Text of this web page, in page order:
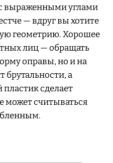
выраженными углами
— вдруг вы хотите
геометрию. Хорошее
лиц — обращать
оправы, но и на
брутальности, а
сделает
может считываться